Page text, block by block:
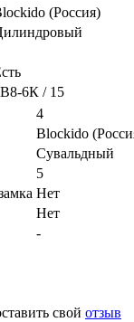
(Россия)
6К / 15
4
Blockido
Сувальдный
5
Нет
Нет
-
свой отзыв